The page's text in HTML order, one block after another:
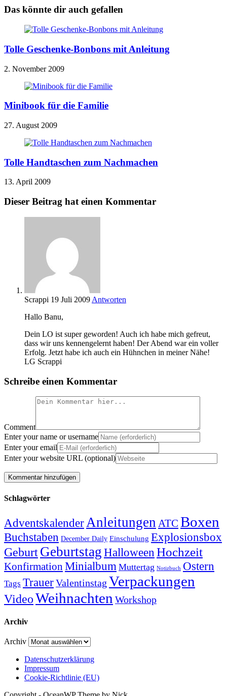
Das könnte dir auch gefallen
Tolle Geschenke-Bonbons mit Anleitung
2. November 2009
Minibook für die Familie
27. August 2009
Tolle Handtaschen zum Nachmachen
13. April 2009
Dieser Beitrag hat einen Kommentar
Scrappi 19 Juli 2009 Antworten
Hallo Banu,
Dein LO ist super geworden! Auch ich habe mich gefreut,
dass wir uns kennengelernt haben! Der Abend war ein voller
Erfolg. Jetzt habe ich auch ein Hühnchen in meiner Nähe!
LG Scrappi
Schreibe einen Kommentar
Comment
Enter your name or username
Enter your email
Enter your website URL (optional)
Schlagwörter
Adventskalender Anleitungen ATC Boxen
Buchstaben December Daily Einschulung Explosionsbox
GeburtGeburtstag Halloween Hochzeit
Konfirmation Minialbum Muttertag Notizbuch Ostern
Tags TrauerValentinstag Verpackungen
VideoWeihnachten Workshop
Archiv
Archiv
Datenschutzerklärung
Impressum
Cookie-Richtlinie (EU)